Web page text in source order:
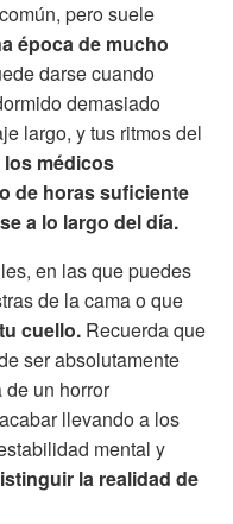
pero suele
época de mucho
darse cuando
demasiado
largo, y tus ritmos del
los médicos
de horas suficiente
a lo largo del día.
en las que puedes
de la cama o que
cuello. Recuerda que
ser absolutamente
de un horror
llevando a los
mental y
la realidad de